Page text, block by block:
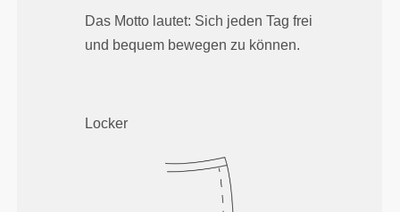
Das Motto lautet: Sich jeden Tag frei
und bequem bewegen zu können.
Locker